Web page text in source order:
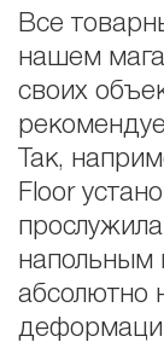
Все
нашем
своих
Так,
Floor
напольным
абсолютно